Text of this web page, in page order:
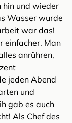
hin und wieder
Wasser wurde
war das!
einfacher. Man
anrühren,
jeden Abend
und
gab es auch
Als Chef des